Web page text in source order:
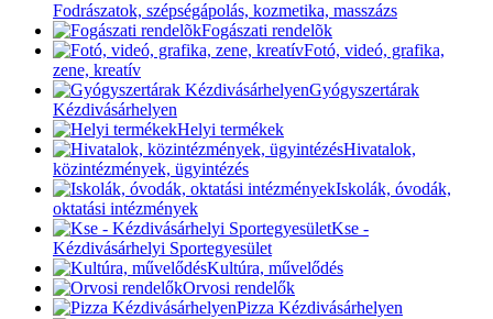
Fodrászatok, szépségápolás, kozmetika, masszázs
Fogászati rendelõk
Fotó, videó, grafika,
zene, kreatív
Gyógyszertárak
Kézdivásárhelyen
Helyi termékek
Hivatalok,
közintézmények, ügyintézés
Iskolák, óvodák,
oktatási intézmények
Kse -
Kézdivásárhelyi Sportegyesület
Kultúra, művelődés
Orvosi rendelők
Pizza Kézdivásárhelyen